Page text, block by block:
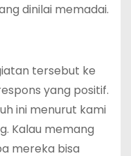
dinilai memadai.
tersebut ke
yang positif.
ini menurut kami
Kalau memang
mereka bisa